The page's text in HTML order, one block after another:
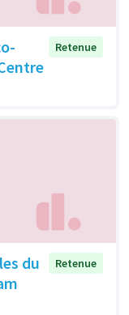
Retenue
du
Retenue